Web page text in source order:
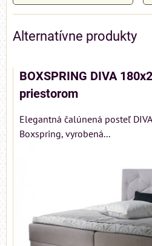
Alternatívne produkty
BOXSPRING DIVA
priestorom
Elegantná čalúnená posteľ
Boxspring, vyrobená...